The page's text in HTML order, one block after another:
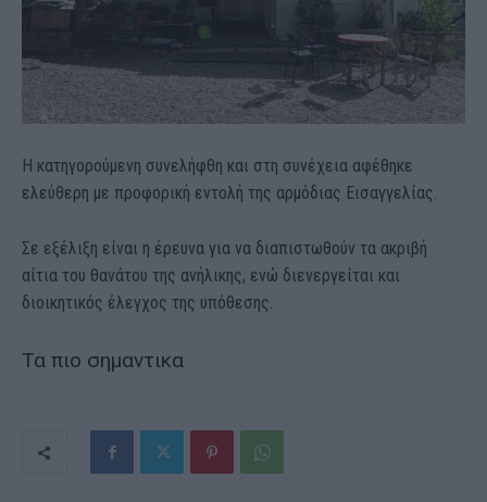
Η κατηγορούμενη συνελήφθη και στη συνέχεια αφέθηκε
ελεύθερη με προφορική εντολή της αρμόδιας Εισαγγελίας.
Σε εξέλιξη είναι η έρευνα για να διαπιστωθούν τα ακριβή
αίτια του θανάτου της ανήλικης, ενώ διενεργείται και
διοικητικός έλεγχος της υπόθεσης.
Τα πιο σημαντικα